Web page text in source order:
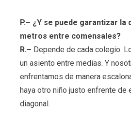
P.– ¿Y se puede garantizar la
metros entre comensales?
R.– Depende de cada colegio.
un asiento entre medias. Y
enfrentamos de manera
haya otro niño justo enfrente de
diagonal.